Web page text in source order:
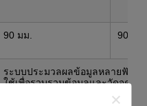
90 มม. 90 มม.
ระบบประมวลผลข้อมูลหลายฟังก์
ใช้เพื่อรวบรวมข้อมูลและวัดจุด เ